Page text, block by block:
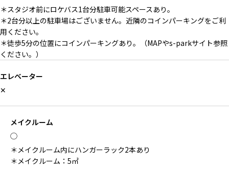
＊スタジオ前にロケバス1台分駐車可能スペースあり。
＊2台分以上の駐車場はございません。近隣のコインパーキングをご利
用ください。
＊徒歩5分の位置にコインパーキングあり。（MAPやs-parkサイト参照
ください。）
エレベーター
✕
メイクルーム
◯
＊メイクルーム内にハンガーラック2本あり
＊メイクルーム：5㎡